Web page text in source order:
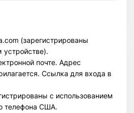
(зарегистрированы
почте. Адрес
Ссылка для входа в
с использованием
телефона США.